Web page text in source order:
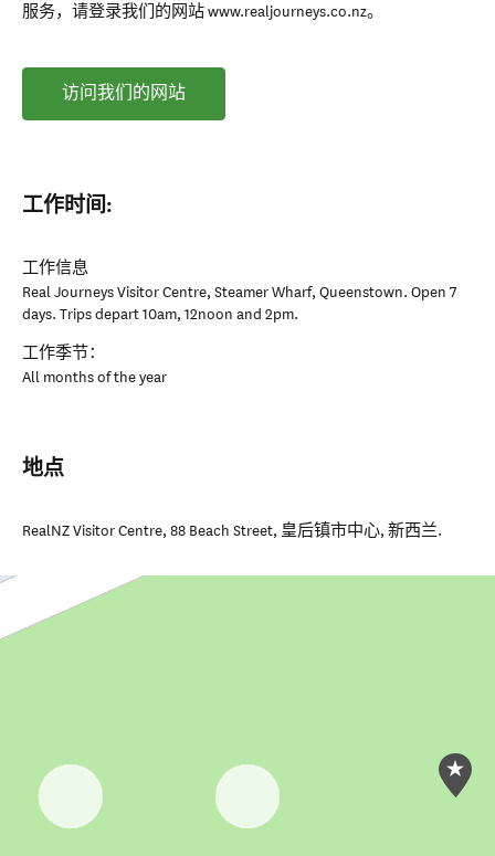
服务，请登录我们的网站 www.realjourneys.co.nz。
访问我们的网站
工作时间:
工作信息
Real Journeys Visitor Centre, Steamer Wharf, Queenstown. Open 7
days. Trips depart 10am, 12noon and 2pm.
工作季节：
All months of the year
地点
RealNZ Visitor Centre, 88 Beach Street, 皇后镇市中心, 新西兰.